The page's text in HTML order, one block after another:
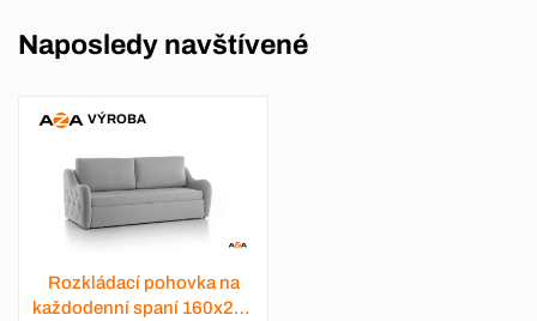
Naposledy navštívené
VÝROBA
Rozkládací pohovka na
každodenní spaní 160x200